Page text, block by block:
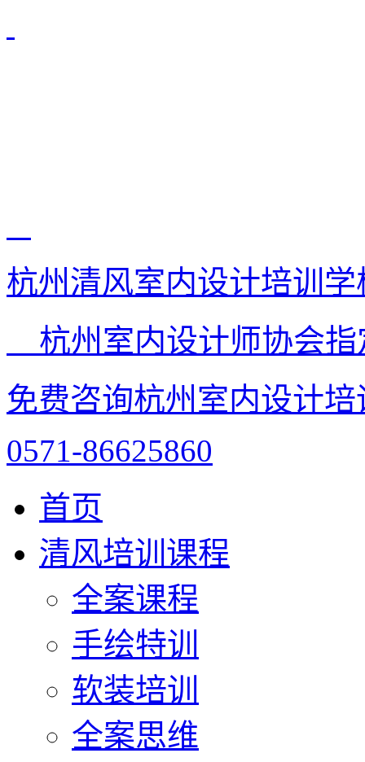
杭州清风室内设计培训学
杭州室内设计师协会
免费咨询杭州室内设计
0571-86625860
首页
清风培训课程
全案课程
手绘特训
软装培训
全案思维